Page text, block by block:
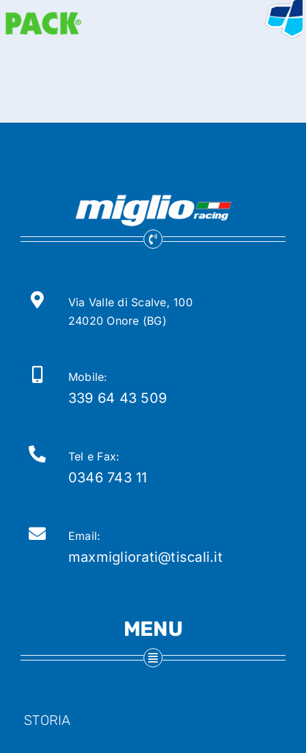
Via Valle di Scalve, 100
24020 Onore (BG)
Mobile:
339 64 43 509
Tel e Fax:
0346 743 11
Email:
maxmigliorati@tiscali.it
MENU
STORIA